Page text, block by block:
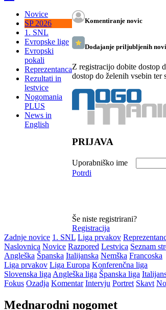
Novice
SP 2026
1. SNL
Evropske lige
Evropski
pokali
Reprezentanca
Rezultati in
lestvice
Nogomania
PLUS
News in
English
Komentiranje novic
Dodajanje priljubljenih
Z registracijo dobite dostop
dostop do želenih vsebin
PRIJAVA
Uporabniško ime
Potrdi
Še niste registrirani?
Registracija
Zadnje novice 1. SNL Liga prvakov
Naslovnica Novice Razpored Lestvica Seznam
Angleška Španska Italijanska Nemška Francoska
Liga prvakov Liga Europa Konferenčna liga
Slovenska liga Angleška liga Španska liga
Fokus Ozadja Komentar Intervju Portret Skavt
Mednarodni nogomet